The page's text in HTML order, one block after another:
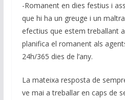
-Romanent en dies festius i
que hi ha un greuge i un
efectius que estem treballant
planifica el romanent als
24h/365 dies de l’any.
La mateixa resposta de
ve mai a treballar en caps de